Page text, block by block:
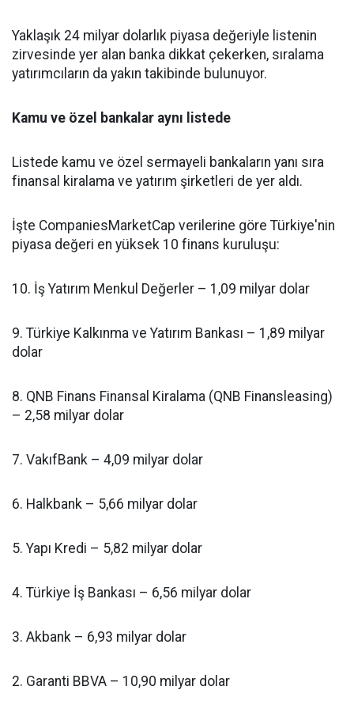
Yaklaşık 24 milyar dolarlık piyasa değeriyle listenin
zirvesinde yer alan banka dikkat çekerken, sıralama
yatırımcıların da yakın takibinde bulunuyor.
Kamu ve özel bankalar aynı listede
Listede kamu ve özel sermayeli bankaların yanı sıra
finansal kiralama ve yatırım şirketleri de yer aldı.
İşte CompaniesMarketCap verilerine göre Türkiye'nin
piyasa değeri en yüksek 10 finans kuruluşu:
10. İş Yatırım Menkul Değerler – 1,09 milyar dolar
9. Türkiye Kalkınma ve Yatırım Bankası – 1,89 milyar
dolar
8. QNB Finans Finansal Kiralama (QNB Finansleasing)
– 2,58 milyar dolar
7. VakıfBank – 4,09 milyar dolar
6. Halkbank – 5,66 milyar dolar
5. Yapı Kredi – 5,82 milyar dolar
4. Türkiye İş Bankası – 6,56 milyar dolar
3. Akbank – 6,93 milyar dolar
2. Garanti BBVA – 10,90 milyar dolar